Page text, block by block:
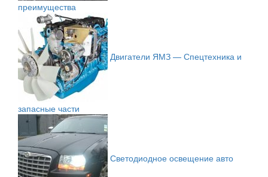
преимущества
Двигатели ЯМЗ — Спецтехника и
запасные части
Светодиодное освещение авто